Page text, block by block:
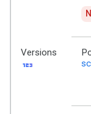
Versions
123